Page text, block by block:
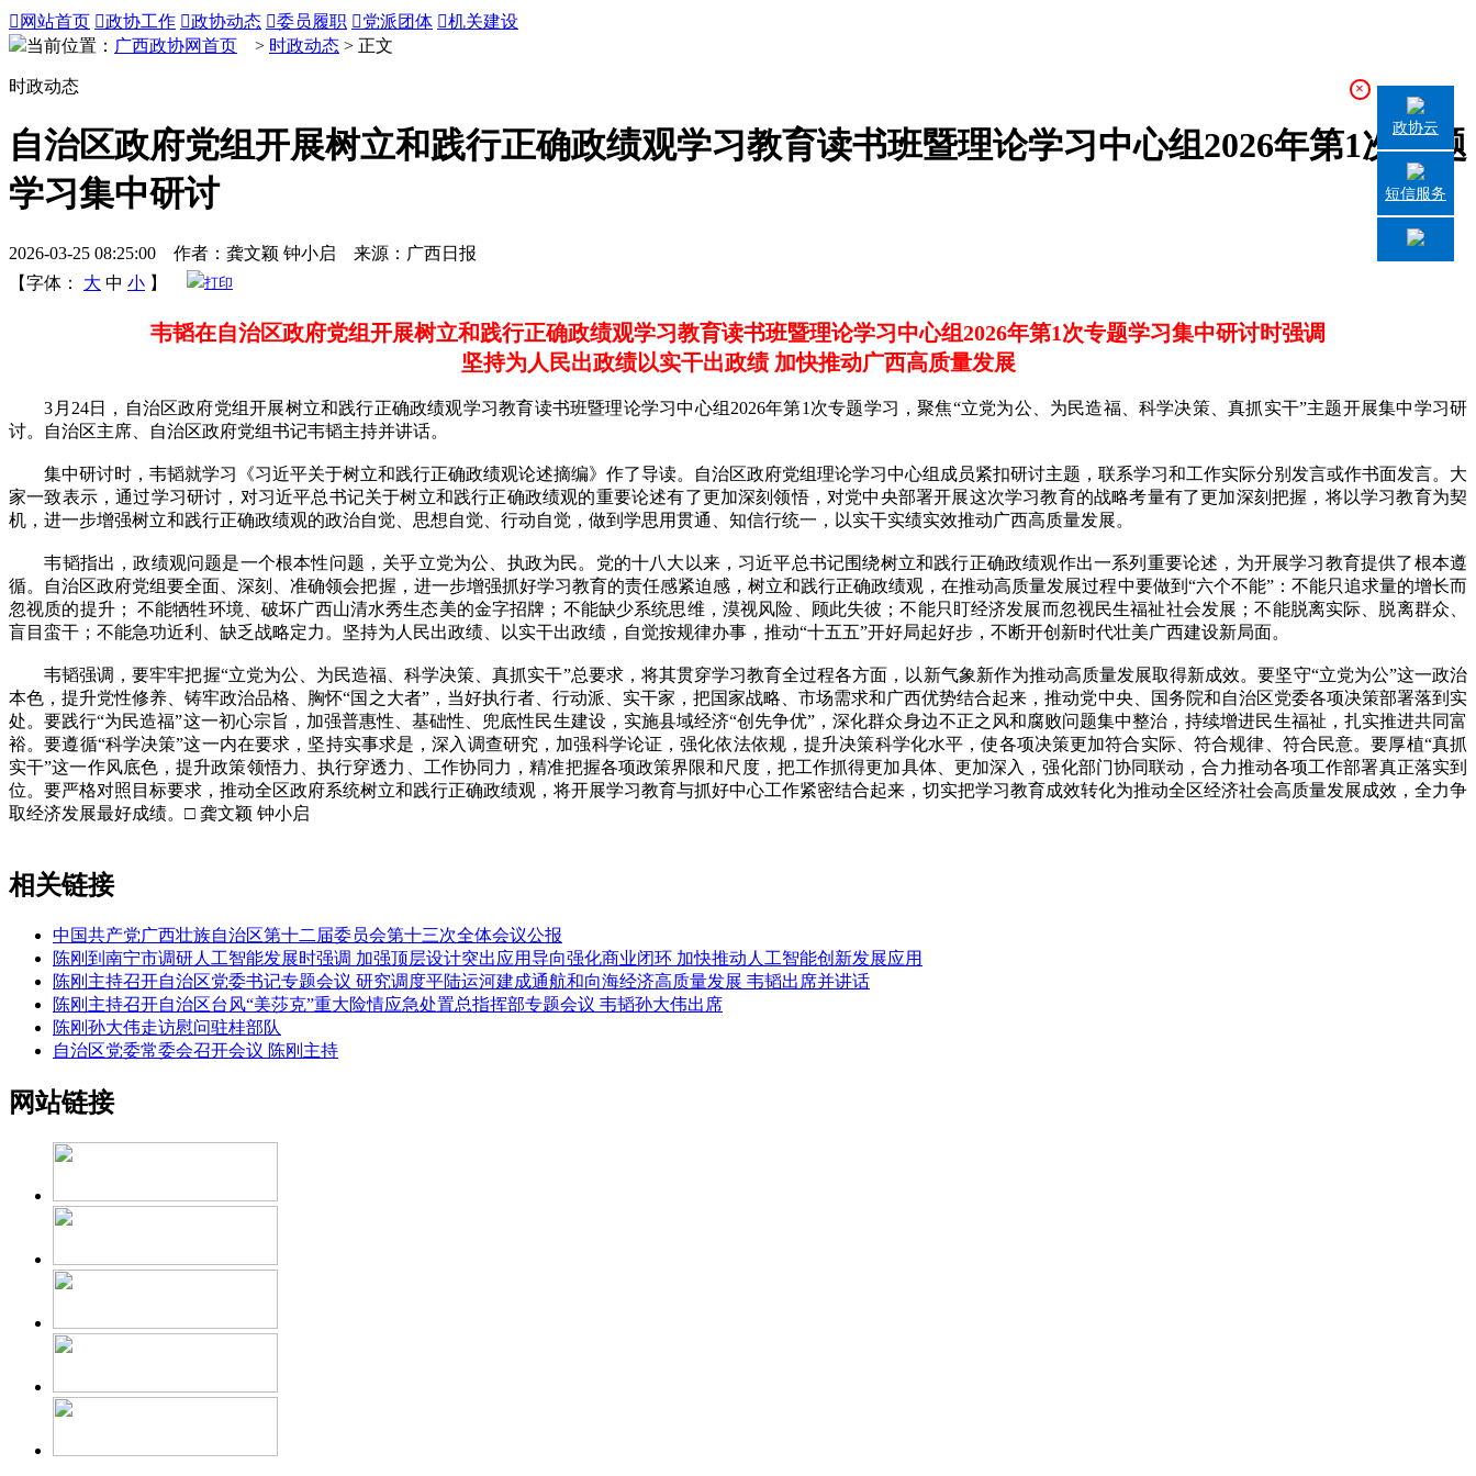
 网站首页 政协工作 政协动态 委员履职 党派团体 机关建设
当前位置： 广西政协网首页 > 时政动态 > 正文
时政动态
自治区政府党组开展树立和践行正确政绩观学习教育读书班暨理论学习中心组2026年第1次专题
学习集中研讨
2026-03-25 08:25:00 作者：龚文颖 钟小启 来源：广西日报
【字体：
大 中 小 】 打印
韦韬在自治区政府党组开展树立和践行正确政绩观学习教育读书班暨理论学习中心组2026年第1次专题学习集中研讨时强调
坚持为人民出政绩以实干出政绩 加快推动广西高质量发展
3月24日，自治区政府党组开展树立和践行正确政绩观学习教育读书班暨理论学习中心组2026年第1次专题学习，聚焦“立党为公、为民造福、科学决策、真抓实干”主题开展集中学习研
讨。自治区主席、自治区政府党组书记韦韬主持并讲话。
集中研讨时，韦韬就学习《习近平关于树立和践行正确政绩观论述摘编》作了导读。自治区政府党组理论学习中心组成员紧扣研讨主题，联系学习和工作实际分别发言或作书面发言。大
家一致表示，通过学习研讨，对习近平总书记关于树立和践行正确政绩观的重要论述有了更加深刻领悟，对党中央部署开展这次学习教育的战略考量有了更加深刻把握，将以学习教育为契
机，进一步增强树立和践行正确政绩观的政治自觉、思想自觉、行动自觉，做到学思用贯通、知信行统一，以实干实绩实效推动广西高质量发展。
韦韬指出，政绩观问题是一个根本性问题，关乎立党为公、执政为民。党的十八大以来，习近平总书记围绕树立和践行正确政绩观作出一系列重要论述，为开展学习教育提供了根本遵
循。自治区政府党组要全面、深刻、准确领会把握，进一步增强抓好学习教育的责任感紧迫感，树立和践行正确政绩观，在推动高质量发展过程中要做到“六个不能”：不能只追求量的增长而
忽视质的提升； 不能牺牲环境、破坏广西山清水秀生态美的金字招牌；不能缺少系统思维，漠视风险、顾此失彼；不能只盯经济发展而忽视民生福祉社会发展；不能脱离实际、脱离群众、
盲目蛮干；不能急功近利、缺乏战略定力。坚持为人民出政绩、以实干出政绩，自觉按规律办事，推动“十五五”开好局起好步，不断开创新时代壮美广西建设新局面。
韦韬强调，要牢牢把握“立党为公、为民造福、科学决策、真抓实干”总要求，将其贯穿学习教育全过程各方面，以新气象新作为推动高质量发展取得新成效。要坚守“立党为公”这一政治
本色，提升党性修养、铸牢政治品格、胸怀“国之大者”，当好执行者、行动派、实干家，把国家战略、市场需求和广西优势结合起来，推动党中央、国务院和自治区党委各项决策部署落到实
处。要践行“为民造福”这一初心宗旨，加强普惠性、基础性、兜底性民生建设，实施县域经济“创先争优”，深化群众身边不正之风和腐败问题集中整治，持续增进民生福祉，扎实推进共同富
裕。要遵循“科学决策”这一内在要求，坚持实事求是，深入调查研究，加强科学论证，强化依法依规，提升决策科学化水平，使各项决策更加符合实际、符合规律、符合民意。要厚植“真抓
实干”这一作风底色，提升政策领悟力、执行穿透力、工作协同力，精准把握各项政策界限和尺度，把工作抓得更加具体、更加深入，强化部门协同联动，合力推动各项工作部署真正落实到
位。要严格对照目标要求，推动全区政府系统树立和践行正确政绩观，将开展学习教育与抓好中心工作紧密结合起来，切实把学习教育成效转化为推动全区经济社会高质量发展成效，全力争
取经济发展最好成绩。□ 龚文颖 钟小启
相关链接
中国共产党广西壮族自治区第十二届委员会第十三次全体会议公报
陈刚到南宁市调研人工智能发展时强调 加强顶层设计突出应用导向强化商业闭环 加快推动人工智能创新发展应用
陈刚主持召开自治区党委书记专题会议 研究调度平陆运河建成通航和向海经济高质量发展 韦韬出席并讲话
陈刚主持召开自治区台风“美莎克”重大险情应急处置总指挥部专题会议 韦韬孙大伟出席
陈刚孙大伟走访慰问驻桂部队
自治区党委常委会召开会议 陈刚主持
网站链接
×
政协云
短信服务